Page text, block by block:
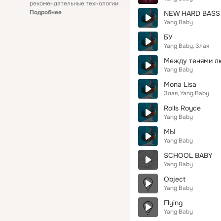
рекомендательные технологии
Подробнее
NEW HARD BASS
Yang Baby
БУ
Yang Baby Злая
Между тенями
Yang Baby
Mona Lisa
Злая Yang Baby
Rolls Royce
Yang Baby
МЫ
Yang Baby
SCHOOL BABY
Yang Baby
Object
Yang Baby
Flying
Yang Baby